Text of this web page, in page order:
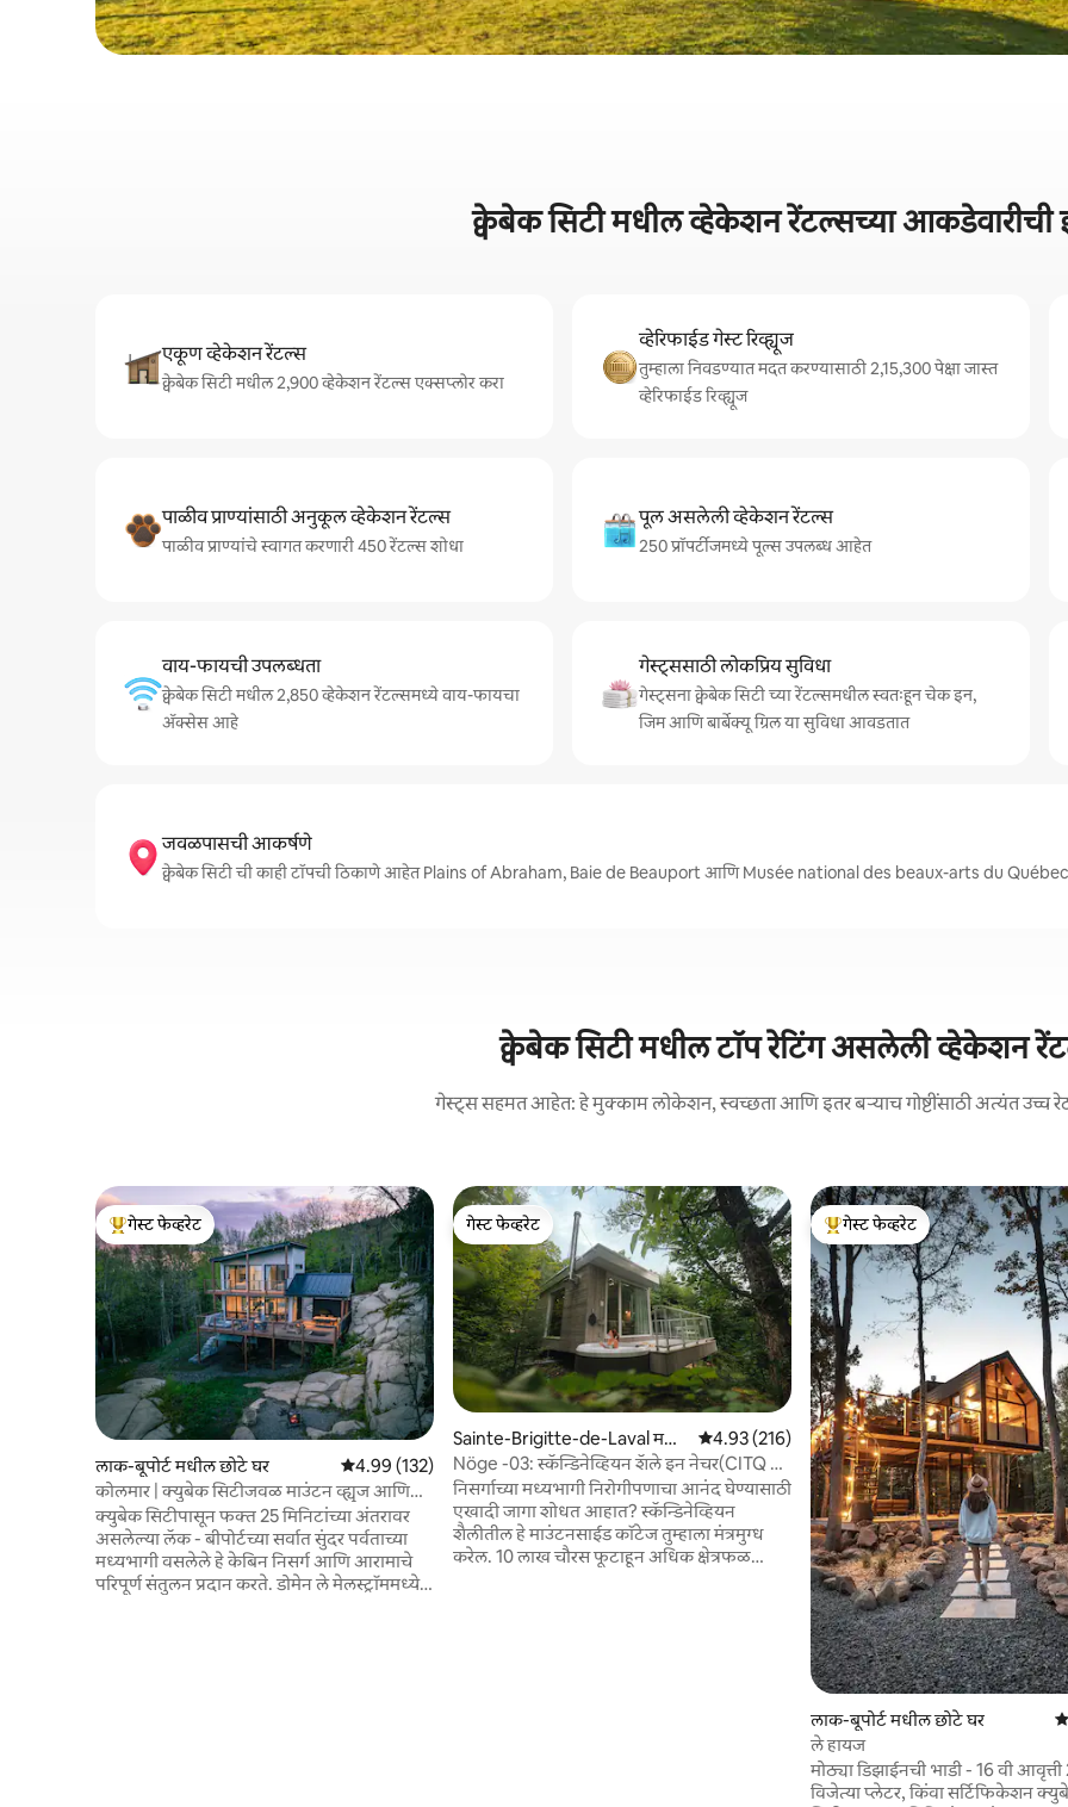
क्वेबेक सिटी मधील व्हेकेशन रेंटल्सच्या
एकूण व्हेकेशन रेंटल्स
क्वेबेक सिटी मधील 2,900 व्हेकेशन रेंटल्स एक्सप्लोर करा
व्हेरिफाईड गेस्ट रिव्ह्यूज
तुम्हाला निवडण्यात मदत करण्यासाठी 2,15,300 पेक्षा जास्त
व्हेरिफाईड रिव्ह्यूज
पाळीव प्राण्यांसाठी अनुकूल व्हेकेशन रेंटल्स
पाळीव प्राण्यांचे स्वागत करणारी 450 रेंटल्स शोधा
पूल असलेली व्हेकेशन रेंटल्स
250 प्रॉपर्टीजमध्ये पूल्स उपलब्ध आहेत
वाय-फायची उपलब्धता
क्वेबेक सिटी मधील 2,850 व्हेकेशन रेंटल्समध्ये वाय-फायचा
अ‍ॅक्सेस आहे
गेस्ट्ससाठी लोकप्रिय सुविधा
गेस्ट्सना क्वेबेक सिटी च्या रेंटल्समधील स्वतःहून चेक इन,
जिम आणि बार्बेक्यू ग्रिल या सुविधा आवडतात
जवळपासची आकर्षणे
क्वेबेक सिटी ची काही टॉपची ठिकाणे आहेत Plains of Abraham, Baie de Beauport आणि Musée national des beaux-arts du Québec
क्वेबेक सिटी मधील टॉप रेटिंग असलेली व्हेकेशन
गेस्ट्स सहमत आहेत: हे मुक्काम लोकेशन, स्वच्छता आणि इतर बऱ्याच गोष्टींसाठी अत्यंत
टॉप गेस्ट फेव्हरेट
गेस्ट फेव्हरेट
लाक-बूपोर्ट मधील छोटे घर 5 पैकी 4.99 सरासरी रेटिंग, 132 रिव्ह्यूज
4.99 (132)
कोलमार | क्युबेक सिटीजवळ माउंटन व्ह्यूज आणि
स्पा
क्युबेक सिटीपासून फक्त 25 मिनिटांच्या अंतरावर
असलेल्या लॅक - बीपोर्टच्या सर्वात सुंदर पर्वताच्या
मध्यभागी वसलेले हे केबिन निसर्ग आणि आरामाचे
परिपूर्ण संतुलन प्रदान करते. डोमेन ले मेलस्ट्रॉममध्ये
गेस्ट फेव्हरेट
गेस्ट फेव्हरेट
Sainte-Brigitte-de-Laval म
धील छोटे घर
5 पैकी 4.93 सरासरी रेटिंग, 216 रिव्ह्यूज
4.93 (216)
Nöge -03: स्कॅन्डिनेव्हियन शॅले इन नेचर(CITQ #
298452)
निसर्गाच्या मध्यभागी निरोगीपणाचा आनंद घेण्यासाठी
एखादी जागा शोधत आहात? स्कॅन्डिनेव्हियन
शैलीतील हे माउंटनसाईड कॉटेज तुम्हाला मंत्रमुग्ध
करेल. 10 लाख चौरस फूटाहून अधिक क्षेत्रफळ
टॉप गेस्ट फेव्हरेट
गेस्ट फेव्हरेट
लाक-बूपोर्ट मधील छोटे घर 5
ले हायज
मोठ्या डिझाईनची भाडी - 16 वी
विजेत्या प्लेटर, किंवा सर्टिफिकेशन